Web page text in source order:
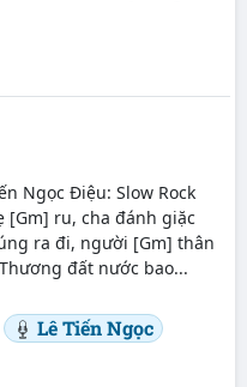
Ngọc Điệu: Slow Rock
[Gm] ru, cha đánh giặc
ra đi, người [Gm] thân
đất nước bao...
Lê Tiến Ngọc